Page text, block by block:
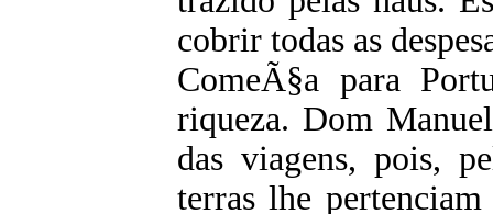
cobrir todas as
ComeÃ§a para
riqueza. Dom
das viagens, pois,
terras lhe